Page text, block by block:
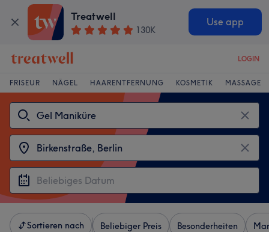
Treatwell
130K
Use app
LOGIN
FRISEUR NÄGEL HAARENTFERNUNG KOSMETIK MASSAGE
Sortieren nach Beliebiger Preis Besonderheiten